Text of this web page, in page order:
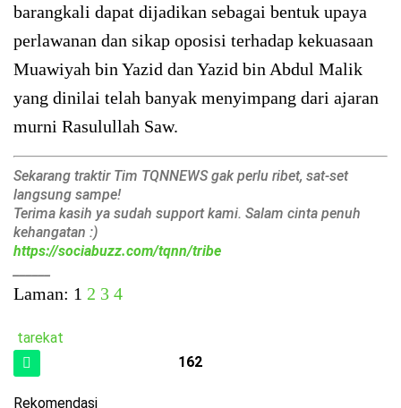
barangkali dapat dijadikan sebagai bentuk upaya
perlawanan dan sikap oposisi terhadap kekuasaan
Muawiyah bin Yazid dan Yazid bin Abdul Malik
yang dinilai telah banyak menyimpang dari ajaran
murni Rasulullah Saw.
Sekarang traktir Tim TQNNEWS gak perlu ribet, sat-set
langsung sampe!
Terima kasih ya sudah support kami. Salam cinta penuh
kehangatan :)
https://sociabuzz.com/tqnn/tribe
Laman: 1 2 3 4
tarekat
162
Rekomendasi